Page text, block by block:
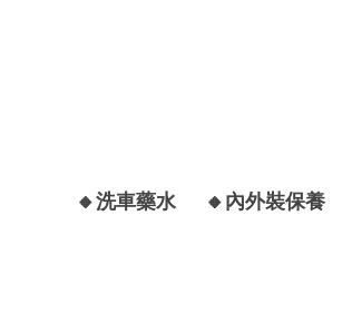
🔸洗車藥水 🔸內外裝保養